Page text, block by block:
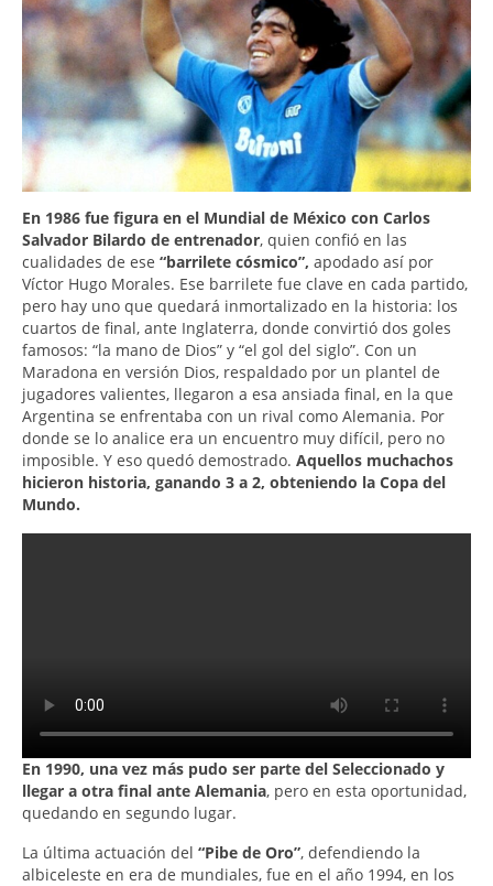
En 1986 fue figura en el Mundial de México con Carlos
Salvador Bilardo de entrenador, quien confió en las
cualidades de ese “barrilete cósmico”, apodado así por
Víctor Hugo Morales. Ese barrilete fue clave en cada partido,
pero hay uno que quedará inmortalizado en la historia: los
cuartos de final, ante Inglaterra, donde convirtió dos goles
famosos: “la mano de Dios” y “el gol del siglo”. Con un
Maradona en versión Dios, respaldado por un plantel de
jugadores valientes, llegaron a esa ansiada final, en la que
Argentina se enfrentaba con un rival como Alemania. Por
donde se lo analice era un encuentro muy difícil, pero no
imposible. Y eso quedó demostrado. Aquellos muchachos
hicieron historia, ganando 3 a 2, obteniendo la Copa del
Mundo.
En 1990, una vez más pudo ser parte del Seleccionado y
llegar a otra final ante Alemania, pero en esta oportunidad,
quedando en segundo lugar.
La última actuación del “Pibe de Oro”, defendiendo la
albiceleste en era de mundiales, fue en el año 1994, en los